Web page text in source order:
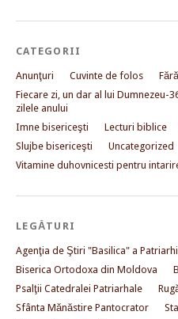
CATEGORII
Anunţuri Cuvinte de folos
Fiecare zi, un dar al lui Dumnezeu-
zilele anului
Imne bisericeşti
Lecturi biblice
Slujbe bisericeşti
Uncategorized
Vitamine duhovnicesti pentru
LEGĂTURI
Agenţia de Ştiri "Basilica" a
Biserica Ortodoxa din Moldova
Psalţii Catedralei Patriarhale
Sfânta Mănăstire Pantocrator